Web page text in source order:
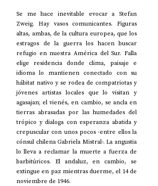
Se me hace inevitable evocar a Stefan
Zweig. Hay vasos comunicantes. Figuras
altas, ambas, de la cultura europea, que los
estragos de la guerra los hacen buscar
refugio en nuestra América del Sur. Falla
elige residencia donde clima, paisaje e
idioma lo mantienen conectado con su
hábitat nativo y se rodea de compatriotas y
jóvenes artistas locales que lo visitan y
agasajan; el vienés, en cambio, se ancla en
tierras abrasadas por las humedades del
trópico y dialoga con esperanza abatida y
crepuscular con unos pocos -entre ellos la
cónsul chilena Gabriela Mistral-. La angustia
lo lleva a reclamar la muerte a fuerza de
barbitúricos. El andaluz, en cambio, se
extingue en paz mientras duerme, el 14 de
noviembre de 1946.